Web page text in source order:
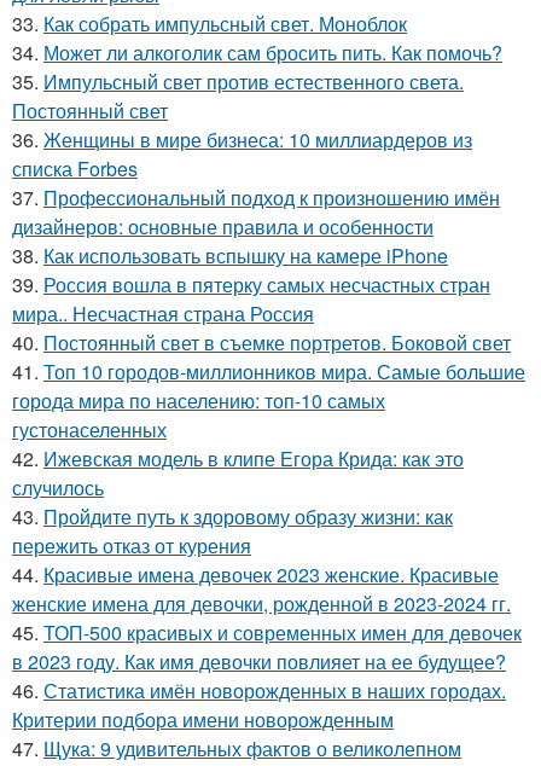
33. Как собрать импульсный свет. Моноблок
34. Может ли алкоголик сам бросить пить. Как помочь?
35. Импульсный свет против естественного света.
Постоянный свет
36. Женщины в мире бизнеса: 10 миллиардеров из
списка Forbes
37. Профессиональный подход к произношению имён
дизайнеров: основные правила и особенности
38. Как использовать вспышку на камере iPhone
39. Россия вошла в пятерку самых несчастных стран
мира.. Несчастная страна Россия
40. Постоянный свет в съемке портретов. Боковой свет
41. Топ 10 городов-миллионников мира. Самые большие
города мира по населению: топ-10 самых
густонаселенных
42. Ижевская модель в клипе Егора Крида: как это
случилось
43. Пройдите путь к здоровому образу жизни: как
пережить отказ от курения
44. Красивые имена девочек 2023 женские. Красивые
женские имена для девочки, рожденной в 2023-2024 гг.
45. ТОП-500 красивых и современных имен для девочек
в 2023 году. Как имя девочки повлияет на ее будущее?
46. Статистика имён новорожденных в наших городах.
Критерии подбора имени новорожденным
47. Щука: 9 удивительных фактов о великолепном